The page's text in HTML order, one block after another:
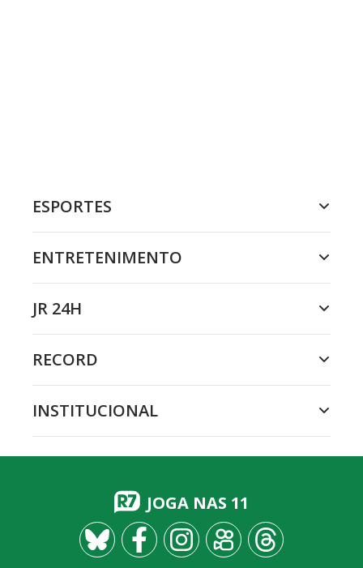
ESPORTES
ENTRETENIMENTO
JR 24H
RECORD
INSTITUCIONAL
JOGA NAS 11